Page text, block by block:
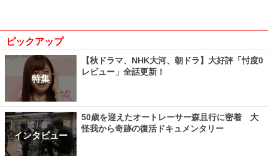
ピックアップ
特集
【秋ドラマ、NHK大河、朝ドラ】大好評「忖度0
レビュー」全話更新！
インタビュー
50歳を迎えたオートレーサー森且行に密着 大
怪我から奇跡の復活ドキュメンタリー